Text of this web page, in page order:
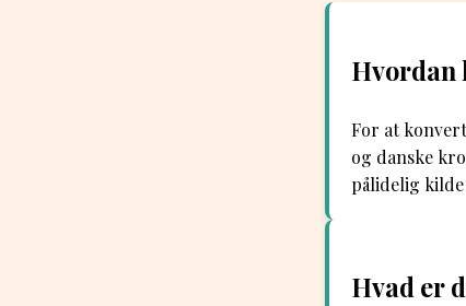
Hvordan
For at
og danske
pålidelig
Hvad er